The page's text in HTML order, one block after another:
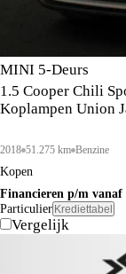
MINI 5-Deurs
1.5 Cooper Chili
Koplampen Union
2018 51.275 km Benzine
Kopen
Financieren p/m vanaf
Particulier Krediettabel
Vergelijk